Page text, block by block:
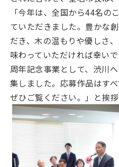
「今年は、全国から44名の
ていただきました。豊かな
だき、木の温もりや優しさ
味わっていただければ幸い
周年記念事業として、渋川
集しました。応募作品はす
ぜひご覧ください。」と挨拶